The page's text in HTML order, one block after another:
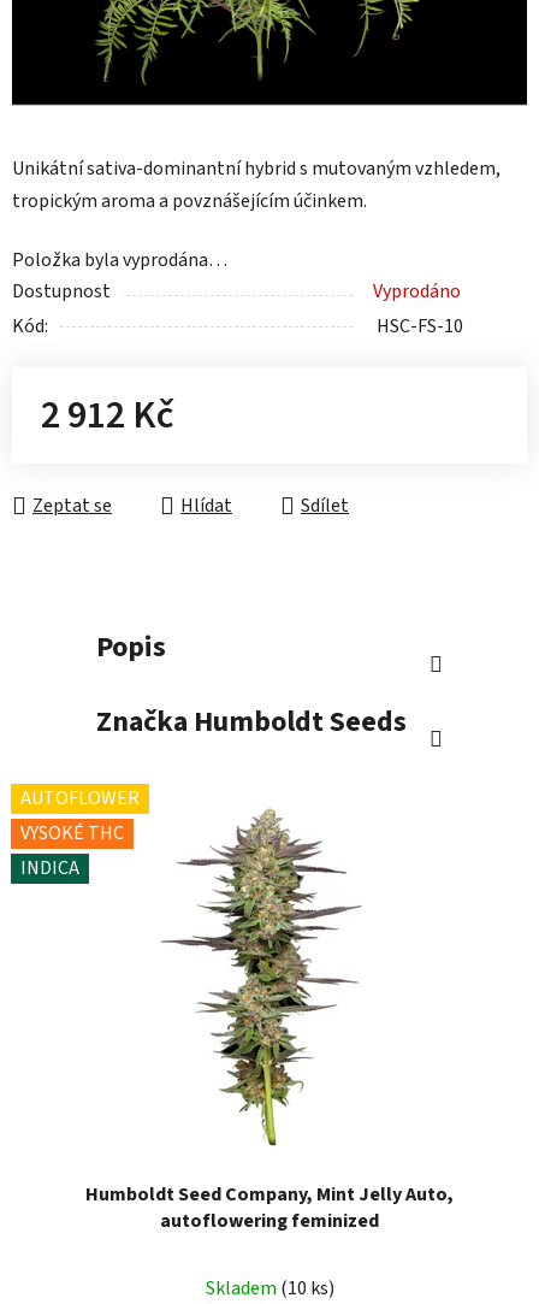
Unikátní sativa-dominantní hybrid s mutovaným vzhledem,
tropickým aroma a povznášejícím účinkem.
Položka byla vyprodána…
Dostupnost
Vyprodáno
Kód:
HSC-FS-10
2 912 Kč
Zeptat se
Hlídat Sdílet
Popis
Značka Humboldt Seeds
AUTOFLOWER
VYSOKÉ THC
INDICA
Humboldt Seed Company, Mint Jelly Auto,
autoflowering feminized
Skladem (10 ks)